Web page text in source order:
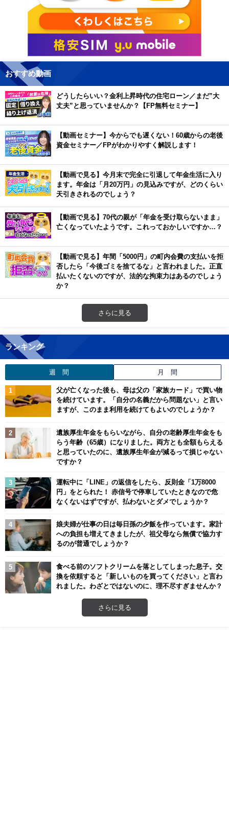
おすすめ動画
どうしたらいい？金利上昇時代の住宅ローン／まだ”大
丈夫”と思っていませんか？【FP無料セミナー】
【動画セミナー】今からでも遅くない！60歳からの老後
資金セミナー／FPがわかりやすく解説します！
【動画で見る】今月末で完全に引退して年金生活に入り
ます。年金は「月20万円」の見込みですが、どのくらい
天引きされるのでしょう？
【動画で見る】70代の親が「年金を受け取らないまま」
亡くなっていたようです。これっておかしいですか…？
【動画で見る】年間「5000円」の町内会費の支払いを拒
否したら「今後ゴミを捨てるな」と言われました。正直
払いたくないのですが、法的な拘束力はあるのでしょう
か？
さらに見る
ランキング
週 間 月 間
父が亡くなった後も、母は父の「家族カード」で買い物
を続けています。「自分の名義だから問題ない」と言い
ますが、このまま利用を続けてもよいのでしょうか？
遺族厚生年金をもらいながら、自分の老齢厚生年金をも
らう年齢（65歳）になりました。両方とも全額もらえる
と思っていたのに、遺族厚生年金が減るって損じゃない
ですか？
運転中に「LINE」の返信をしたら、反則金「1万8000
円」をとられた！ 赤信号で停車していたときなので危
なくないはずですが、払わないとダメでしょうか？
娘夫婦が仕事の日は毎日孫の夕飯を作っています。家計
への負担も増えてきましたが、祖父母なら無償で協力す
るのが普通でしょうか？
食べる前のソフトクリームを落としてしまった息子。交
換を依頼すると「新しいものを買ってください」と言わ
れました。わざとではないのに、理不尽すぎませんか？
さらに見る